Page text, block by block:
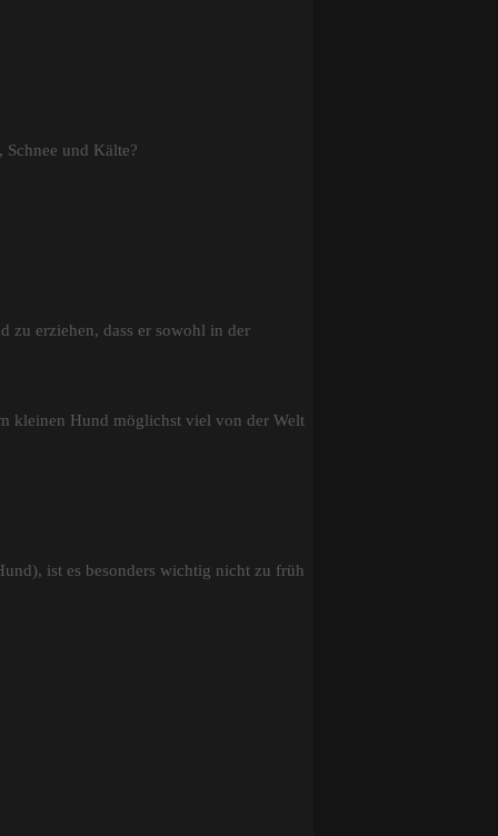
und Kälte?
zu erziehen, dass er sowohl in der
kleinen Hund möglichst viel von der Welt
ist es besonders wichtig nicht zu früh